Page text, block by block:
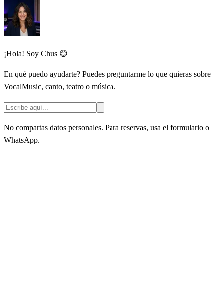
¡Hola! Soy Chus 😊
En qué puedo ayudarte? Puedes preguntarme lo que quieras sobre
VocalMusic, canto, teatro o música.
No compartas datos personales. Para reservas, usa el formulario o
WhatsApp.